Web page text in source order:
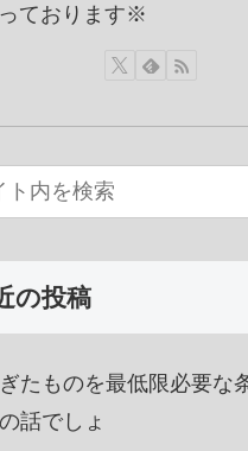
っております※
の投稿
たものを最低限必要な
話でしょ